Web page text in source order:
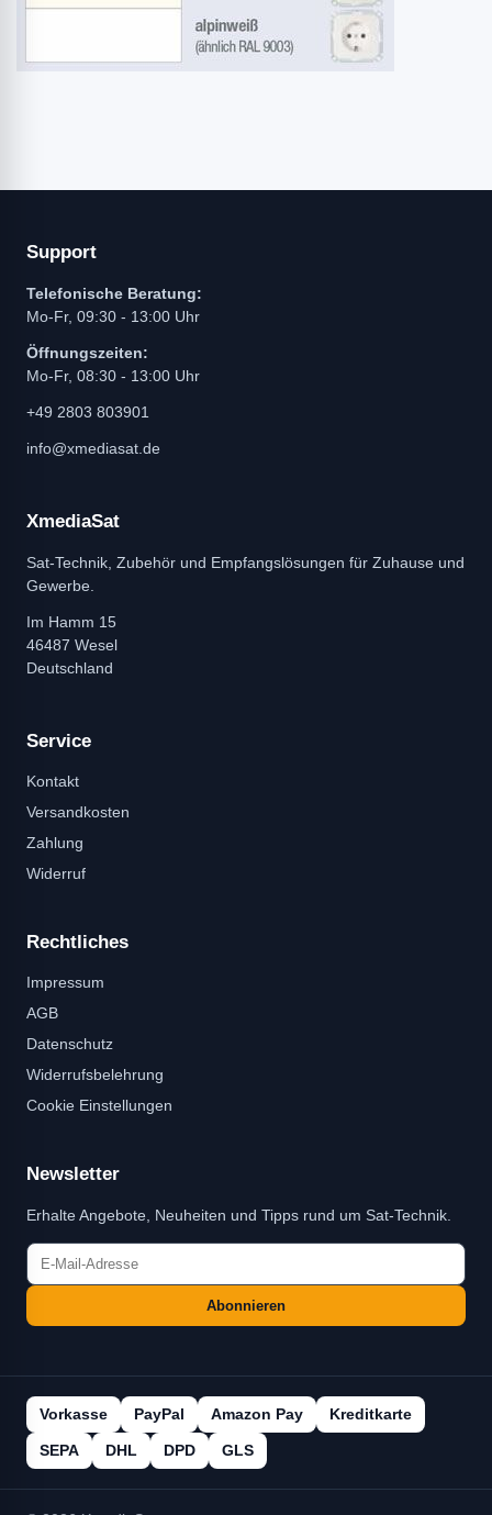
Support
Telefonische Beratung:
Mo-Fr, 09:30 - 13:00 Uhr
Öffnungszeiten:
Mo-Fr, 08:30 - 13:00 Uhr
+49 2803 803901
info@xmediasat.de
XmediaSat
Sat-Technik, Zubehör und Empfangslösungen für Zuhause und
Gewerbe.
Im Hamm 15
46487 Wesel
Deutschland
Service
Kontakt
Versandkosten
Zahlung
Widerruf
Rechtliches
Impressum
AGB
Datenschutz
Widerrufsbelehrung
Cookie Einstellungen
Newsletter
Erhalte Angebote, Neuheiten und Tipps rund um Sat-Technik.
Abonnieren
Vorkasse PayPal Amazon Pay Kreditkarte
SEPA DHL DPD GLS